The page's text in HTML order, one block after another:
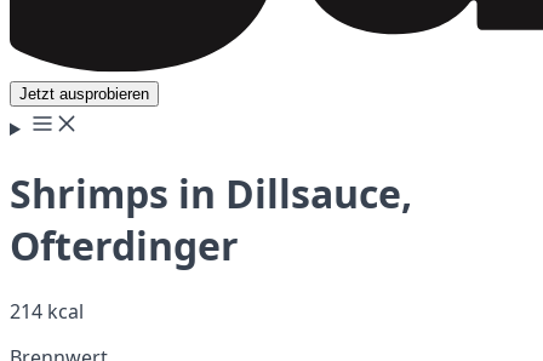
Jetzt ausprobieren
Shrimps in Dillsauce,
Ofterdinger
214 kcal